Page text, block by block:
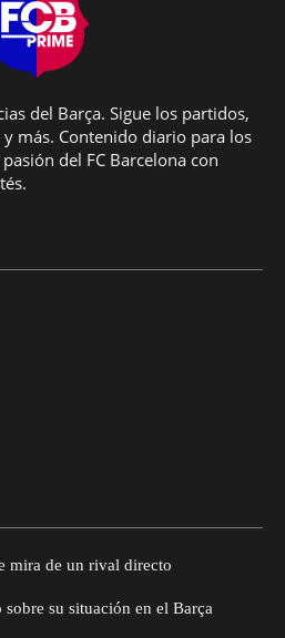
del Barça. Sigue los partidos,
más. Contenido diario para los
del FC Barcelona con
mira de un rival directo
su situación en el Barça